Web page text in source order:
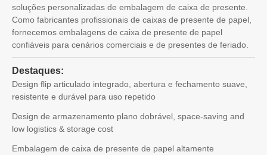
soluções personalizadas de embalagem de caixa de presente.
Como fabricantes profissionais de caixas de presente de papel,
fornecemos embalagens de caixa de presente de papel
confiáveis ​​para cenários comerciais e de presentes de feriado.
Destaques:
Design flip articulado integrado, abertura e fechamento suave,
resistente e durável para uso repetido
Design de armazenamento plano dobrável, space-saving and
low logistics & storage cost
Embalagem de caixa de presente de papel altamente